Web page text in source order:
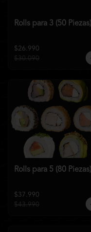
Rolls para 3 (50 Piezas)
$26.990
$30.090
Rolls para 5 (80 Piezas)
$37.990
$43.990